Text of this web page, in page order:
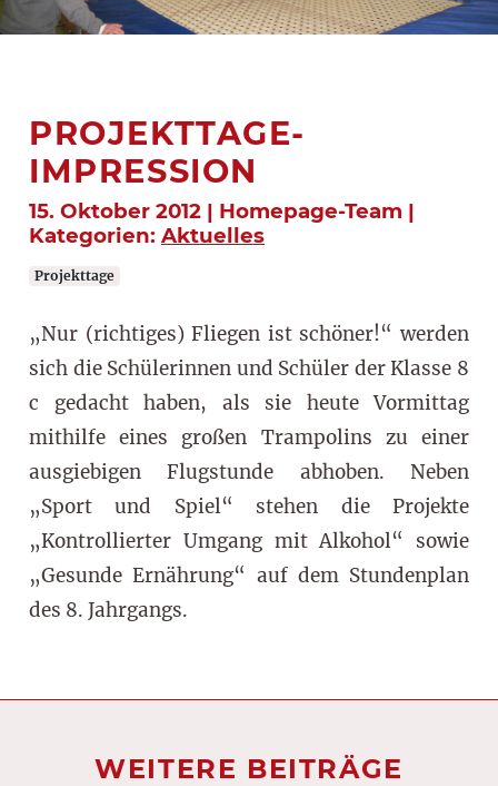
PROJEKTTAGE-
IMPRESSION
15. Oktober 2012 | Homepage-Team |
Kategorien: Aktuelles
Projekttage
„Nur (richtiges) Fliegen ist schöner!“ werden
sich die Schülerinnen und Schüler der Klasse 8
c gedacht haben, als sie heute Vormittag
mithilfe eines großen Trampolins zu einer
ausgiebigen Flugstunde abhoben. Neben
„Sport und Spiel“ stehen die Projekte
„Kontrollierter Umgang mit Alkohol“ sowie
„Gesunde Ernährung“ auf dem Stundenplan
des 8. Jahrgangs.
WEITERE BEITRÄGE